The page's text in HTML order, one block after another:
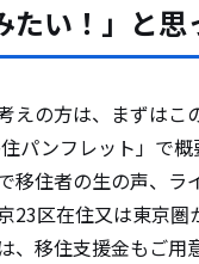
たい！」と思
えの方は、まずはこ
パンフレット」で
移住者の生の声、ラ
23区在住又は東京圏
、移住支援金もご用